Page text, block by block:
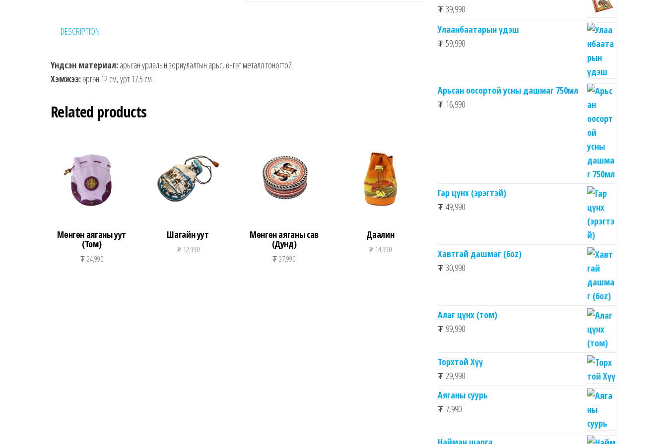
DESCRIPTION
Үндсэн материал:арьсан урлалын зориулалтын арьс, өнгөт металл тоногтой
Хэмжээ:өргөн 12 см, урт 17.5 см
Related products
Мөнгөн аяганы уут
(Том)
₮24,990
Шагайн уут
₮12,990
Мөнгөн аяганы сав
(Дунд)
₮37,990
Даалин
₮ 14,990
₮ 39,990
Улаанбаатарын үдэш
₮ 59,990
Арьсан оосортой усны дашмаг 750мл
₮ 16,990
Гар цүнх (эрэгтэй)
₮ 49,990
Хавтгай дашмаг (6oz)
₮ 30,990
Алаг цүнх (том)
₮ 99,990
Торхтой Хүү
₮ 29,990
Аяганы суурь
₮ 7,990